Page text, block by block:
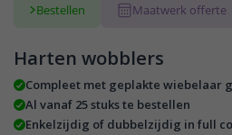
Harten wobblers
Compleet met geplakte wiebelaar
Al vanaf 25 stuks te bestellen
Enkelzijdig of dubbelzijdig in full
Bestellen Maatwerk offerte